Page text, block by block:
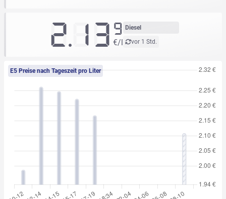
Diesel
vor 1 Std.
2.13 9
€/l
E5 Preise nach Tageszeit pro Liter